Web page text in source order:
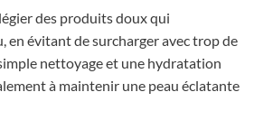
des produits doux qui
en évitant de surcharger avec trop de
nettoyage et une hydratation
à maintenir une peau éclatante